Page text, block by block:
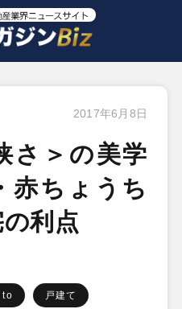
2017年6月8日
さ＞の美学
赤ちょうち
利点
to 戸建て